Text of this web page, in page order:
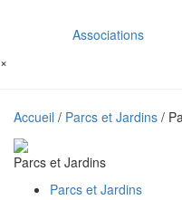
Associations
×
Accueil / Parcs et Jardins /
Parcs et Jardins
Parcs et Jardins